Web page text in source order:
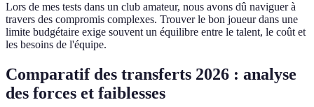
Lors de mes tests dans un club amateur, nous avons dû naviguer à
travers des compromis complexes. Trouver le bon joueur dans une
limite budgétaire exige souvent un équilibre entre le talent, le coût et
les besoins de l'équipe.
Comparatif des transferts 2026 : analyse
des forces et faiblesses